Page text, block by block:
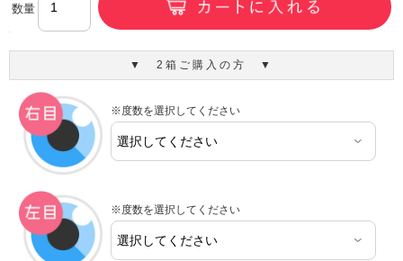
数量
▼ 2箱ご購入の方 ▼
※度数を選択してください
※度数を選択してください